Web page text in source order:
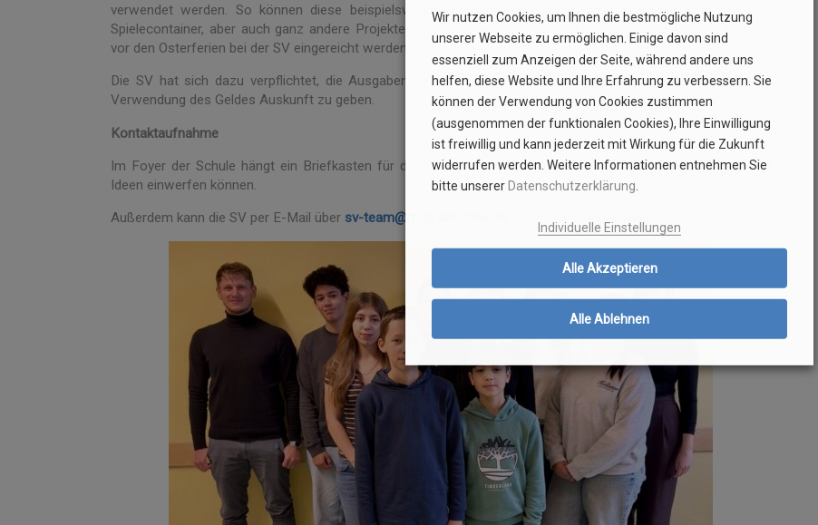
verwendet werden. So können diese beispielsweise zur Schulhofverschönerung, Anschaffungen für den
Spielecontainer, aber auch ganz andere Projekte verwendet werden. Verwendungswünsche können bis kurz
vor den Osterferien bei der SV eingereicht werden.
Die SV hat sich dazu verpflichtet, die Ausgaben des SV-Euros zu kontrollieren und zu jeder Zeit über die
Verwendung des Geldes Auskunft zu geben.
Kontaktaufnahme
Im Foyer der Schule hängt ein Briefkasten für die SV, in den die SchülerInnen ihre Anregungen, Sorgen und
Ideen einwerfen können.
Außerdem kann die SV per E-Mail über sv-team@mdg-lahnstein.de
Wir nutzen Cookies, um Ihnen die bestmögliche Nutzung
unserer Webseite zu ermöglichen. Einige davon sind
essenziell zum Anzeigen der Seite, während andere uns
helfen, diese Website und Ihre Erfahrung zu verbessern. Sie
können der Verwendung von Cookies zustimmen
(ausgenommen der funktionalen Cookies), Ihre Einwilligung
ist freiwillig und kann jederzeit mit Wirkung für die Zukunft
widerrufen werden. Weitere Informationen entnehmen Sie
bitte unserer Datenschutzerklärung.
Individuelle Einstellungen
Alle Akzeptieren
Alle Ablehnen